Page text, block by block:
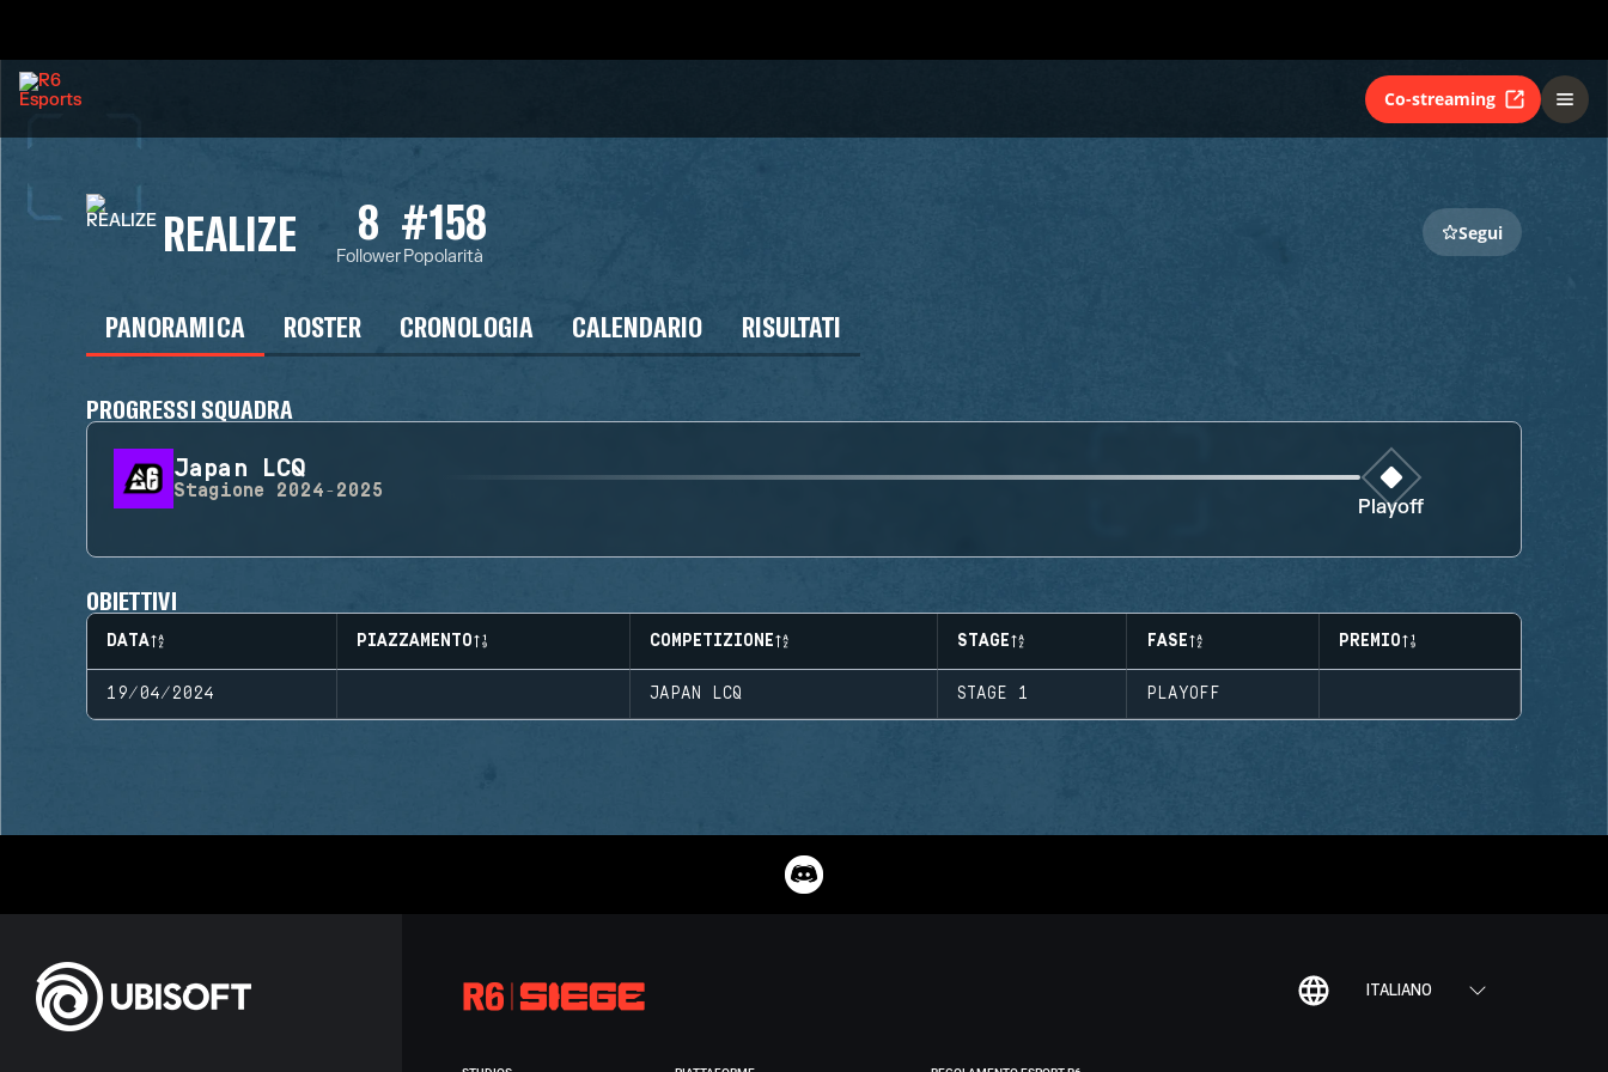
Co-streaming
REALIZE 8
Follower
#158
Popolarità
Segui
PANORAMICA ROSTER CRONOLOGIA CALENDARIO RISULTATI
PROGRESSI SQUADRA
Japan LCQ
Stagione 2024-2025
Playoff
OBIETTIVI
DATA PIAZZAMENTO COMPETIZIONE STAGE FASE PREMIO
19/04/2024 JAPAN LCQ STAGE 1 PLAYOFF
ITALIANO